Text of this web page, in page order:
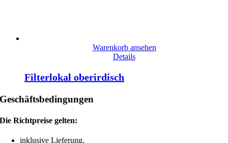
Warenkorb ansehen
Details
Filterlokal oberirdisch
Geschäftsbedingungen
Die Richtpreise gelten:
inklusive Lieferung,